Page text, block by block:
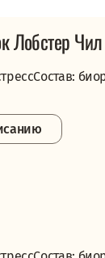
Лобстер Чил